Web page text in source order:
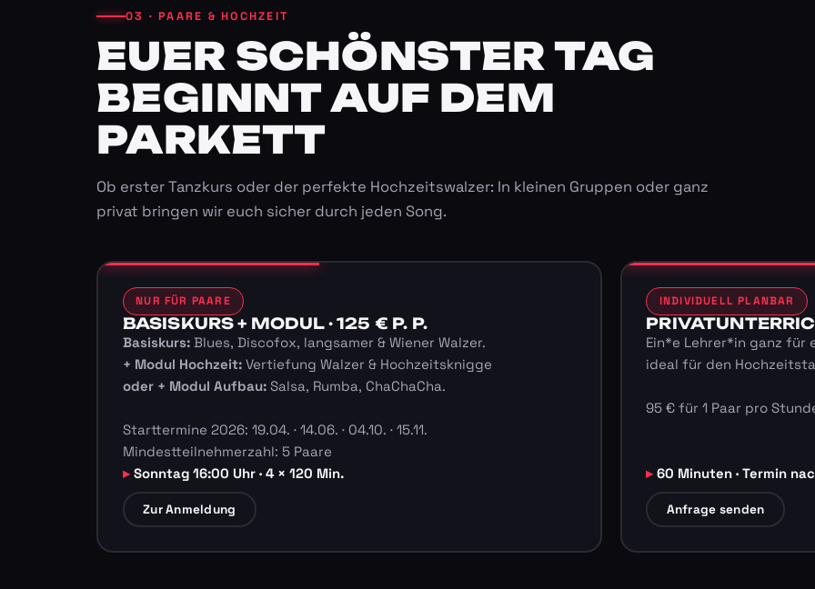
03 · PAARE & HOCHZEIT
EUER SCHÖNSTER TAG
BEGINNT AUF DEM
PARKETT
Ob erster Tanzkurs oder der perfekte Hochzeitswalzer: In kleinen Gruppen oder ganz
privat bringen wir euch sicher durch jeden Song.
NUR FÜR PAARE
BASISKURS + MODUL · 125 € P. P.
Basiskurs:Blues, Discofox, langsamer & Wiener Walzer.
+ Modul Hochzeit:Vertiefung Walzer & Hochzeitsknigge
oder + Modul Aufbau:Salsa, Rumba, ChaChaCha.
Starttermine 2026: 19.04. · 14.06. · 04.10. · 15.11.
Mindestteilnehmerzahl: 5 Paare
Sonntag 16:00 Uhr · 4 × 120 Min.
Zur Anmeldung
INDIVIDUELL PLANBAR
Ein*e Lehrer*in ganz für
ideal für den
95 € für 1 Paar pro
60 Minuten · Termin
Anfrage senden